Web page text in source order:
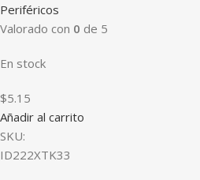
Periféricos
Valorado con 0 de 5
En stock
$5.15
Añadir al carrito
SKU:
ID222XTK33